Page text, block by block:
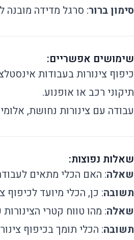
סימון ברור: סרגל מדידה מובנה
שימושים אפשריים:
כיפוף צינורות בעבודות
תיקוני רכב או אופנוע.
עבודה עם צינורות נחושת,
שאלות נפוצות:
שאלה: האם הכלי מתאים
תשובה: כן, הכלי מיועד לכיפוף
שאלה: מהו טווח קטרי
תשובה: הכלי תומך בכיפוף צינורות בקטרים